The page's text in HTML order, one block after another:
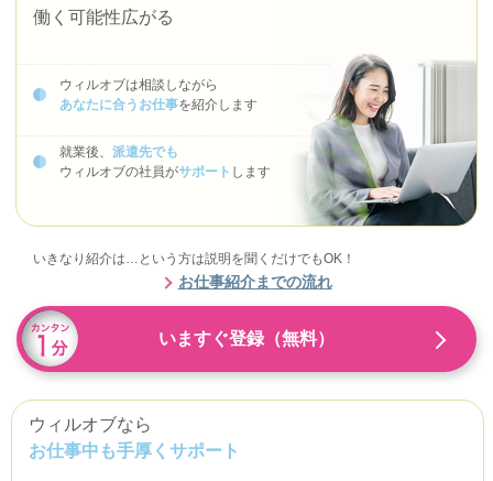
働く可能性広がる
ウィルオブは相談しながら
あなたに合うお仕事を紹介します
就業後、 派遣先でも
ウィルオブの社員がサポート します
いきなり紹介は…という方は説明を聞くだけでもOK！
お仕事紹介までの流れ
いますぐ登録（無料）
ウィルオブなら
お仕事中も手厚くサポート